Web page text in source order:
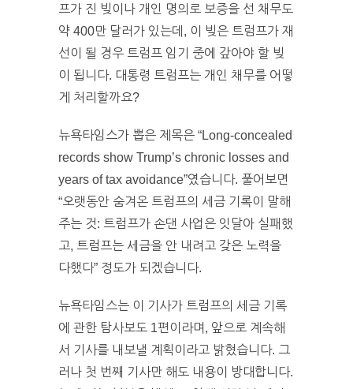
프가 진 빚이나 개인 명의로 보증을 선 채무도
약 400만 달러가 있는데, 이 빚은 트럼프가 재
선이 될 경우 트럼프 임기 중에 갚아야 할 빚
이 됩니다. 대통령 트럼프는 개인 채무를 어떻
게 처리할까요?
뉴욕타임스가 뽑은 제목은 “Long-concealed
records show Trump’s chronic losses and
years of tax avoidance”였습니다. 풀어보면
“오랫동안 숨겨온 트럼프의 세금 기록이 말해
주는 것: 트럼프가 손댄 사업은 잇달아 실패했
고, 트럼프는 세금을 안 내려고 갖은 노력을
다했다” 정도가 되겠습니다.
뉴욕타임스는 이 기사가 트럼프의 세금 기록
에 관한 탐사보도 1편이라며, 앞으로 계속해
서 기사를 내보낼 계획이라고 밝혔습니다. 그
러나 첫 번째 기사만 해도 내용이 방대합니다.